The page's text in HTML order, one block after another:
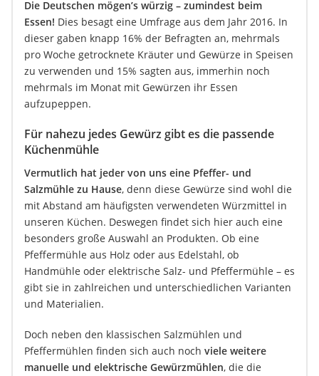
Die Deutschen mögen’s würzig – zumindest beim
Essen! Dies besagt eine Umfrage aus dem Jahr 2016. In
dieser gaben knapp 16% der Befragten an, mehrmals
pro Woche getrocknete Kräuter und Gewürze in Speisen
zu verwenden und 15% sagten aus, immerhin noch
mehrmals im Monat mit Gewürzen ihr Essen
aufzupeppen.
Für nahezu jedes Gewürz gibt es die passende
Küchenmühle
Vermutlich hat jeder von uns eine Pfeffer- und
Salzmühle zu Hause, denn diese Gewürze sind wohl die
mit Abstand am häufigsten verwendeten Würzmittel in
unseren Küchen. Deswegen findet sich hier auch eine
besonders große Auswahl an Produkten. Ob eine
Pfeffermühle aus Holz oder aus Edelstahl, ob
Handmühle oder elektrische Salz- und Pfeffermühle – es
gibt sie in zahlreichen und unterschiedlichen Varianten
und Materialien.
Doch neben den klassischen Salzmühlen und
Pfeffermühlen finden sich auch noch viele weitere
manuelle und elektrische Gewürzmühlen, die die